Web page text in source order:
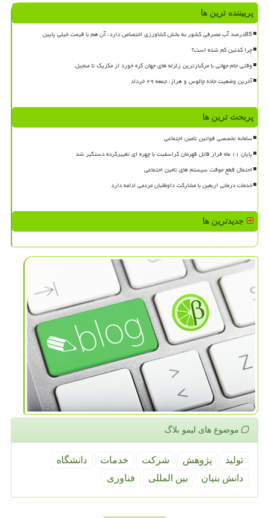
پربیننده ترین ها
85درصد آب مصرفی کشور به بخش کشاورزی اختصاص دارد، آن هم با قیمت خیلی پایین
چرا کدئین کم شده است؟
وقتی جام جهانی با مرگبارترین زلزله های جهان گره خورد از مکزیک تا منجیل
آخرین وضعیت جاده چالوس و هراز، جمعه ۲۹ خرداد
پربحث ترین ها
سامانه تخصصی قوانین تأمین اجتماعی
پایان ۱۱ ماه فرار قاتل قهرمان کراسفیت با چهره ای تغییرکرده دستگیر شد
احتمال قطع موقت سیستم های تامین اجتماعی
خدمات درمانی اربعین با مشارکت داوطلبان مردمی ادامه دارد
جدیدترین ها
موضوع های لیمو بلاگ
تولید پژوهش شركت خدمات
دانشگاه
دانش بنیان
بین المللی فناوری